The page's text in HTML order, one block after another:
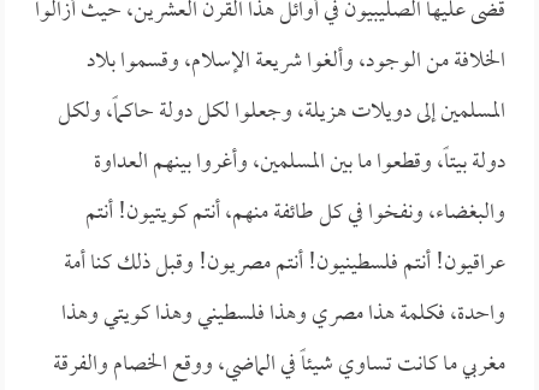
قضى عليها الصليبيون في أوائل هذا القرن العشرين، حيث أزالوا
الخلافة من الوجود، وألغوا شريعة الإسلام، وقسموا بلاد
المسلمين إلى دويلات هزيلة، وجعلوا لكل دولة حاكماً، ولكل
دولة بيتاً، وقطعوا ما بين المسلمين، وأغروا بينهم العداوة
والبغضاء، ونفخوا في كل طائفة منهم، أنتم كويتيون! أنتم
عراقيون! أنتم فلسطينيون! أنتم مصريون! وقبل ذلك كنا أمة
واحدة، فكلمة هذا مصري وهذا فلسطيني وهذا كويتي وهذا
مغربي ما كانت تساوي شيئاً في الماضي، ووقع الخصام والفرقة